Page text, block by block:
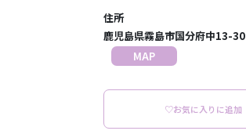
住所
鹿児島県霧島市国分府中13-30
MAP
♡お気に入りに追加